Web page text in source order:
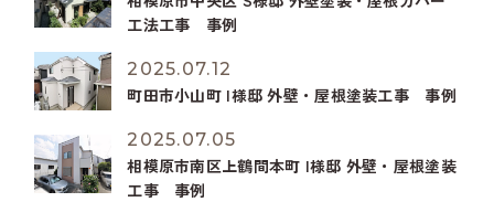
工法工事 事例
2025.07.12
町田市小山町 I様邸 外壁・屋根塗装工事 事例
2025.07.05
相模原市南区上鶴間本町 I様邸 外壁・屋根塗装
工事 事例